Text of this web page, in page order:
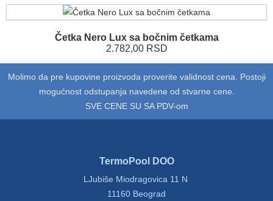
Četka Nero Lux sa bočnim četkama
2.782,00 RSD
Molimo da pre kupovine proizvoda proverite validnost cena. Postoji
mogućnost odstupanja navedene od stvarne cene.
SVE CENE SU SA PDV-om
TermoPool DOO
LJubiše Miodragovica 11 N
11160 Beograd